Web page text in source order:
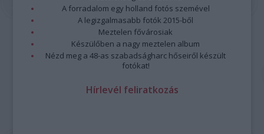
A forradalom egy holland fotós szemével
A legizgalmasabb fotók 2015-ből
Meztelen fővárosiak
Készülőben a nagy meztelen album
Nézd meg a 48-as szabadságharc hőseiről készült
fotókat!
Hírlevél feliratkozás